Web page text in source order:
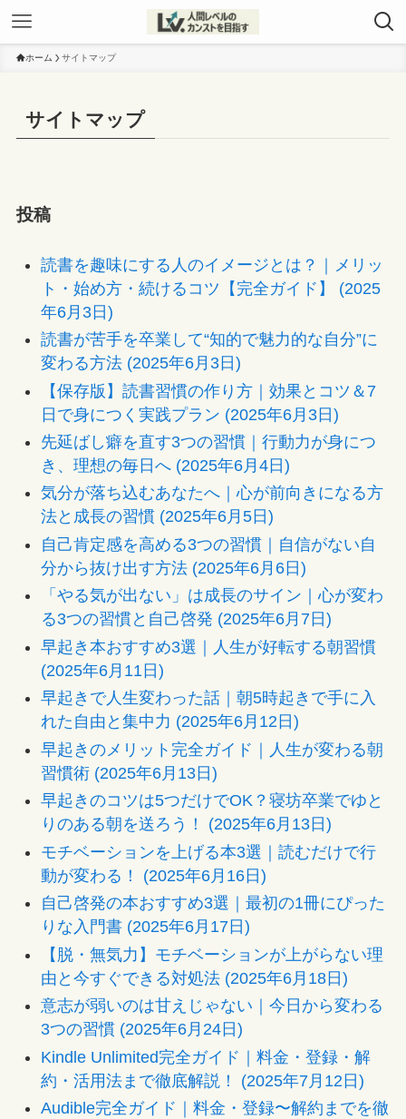
ホーム サイトマップ
サイトマップ
投稿
読書を趣味にする人のイメージとは？｜メリッ
ト・始め方・続けるコツ【完全ガイド】 (2025
年6月3日)
読書が苦手を卒業して“知的で魅力的な自分”に
変わる方法 (2025年6月3日)
【保存版】読書習慣の作り方｜効果とコツ＆7
日で身につく実践プラン (2025年6月3日)
先延ばし癖を直す3つの習慣｜行動力が身につ
き、理想の毎日へ (2025年6月4日)
気分が落ち込むあなたへ｜心が前向きになる方
法と成長の習慣 (2025年6月5日)
自己肯定感を高める3つの習慣｜自信がない自
分から抜け出す方法 (2025年6月6日)
「やる気が出ない」は成長のサイン｜心が変わ
る3つの習慣と自己啓発 (2025年6月7日)
早起き本おすすめ3選｜人生が好転する朝習慣
(2025年6月11日)
早起きで人生変わった話｜朝5時起きで手に入
れた自由と集中力 (2025年6月12日)
早起きのメリット完全ガイド｜人生が変わる朝
習慣術 (2025年6月13日)
早起きのコツは5つだけでOK？寝坊卒業でゆと
りのある朝を送ろう！ (2025年6月13日)
モチベーションを上げる本3選｜読むだけで行
動が変わる！ (2025年6月16日)
自己啓発の本おすすめ3選｜最初の1冊にぴった
りな入門書 (2025年6月17日)
【脱・無気力】モチベーションが上がらない理
由と今すぐできる対処法 (2025年6月18日)
意志が弱いのは甘えじゃない｜今日から変わる
3つの習慣 (2025年6月24日)
Kindle Unlimited完全ガイド｜料金・登録・解
約・活用法まで徹底解説！ (2025年7月12日)
Audible完全ガイド｜料金・登録〜解約までを徹